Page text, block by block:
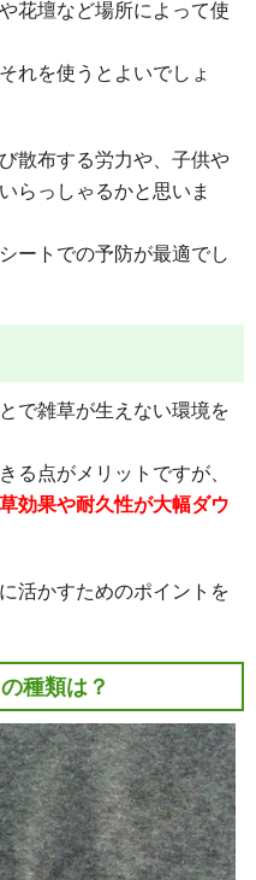
花壇など場所によって使
れを使うとよいでしょ
散布する労力や、子供や
らっしゃるかと思いま
ートでの予防が最適でし
で雑草が生えない環境を
る点がメリットですが、
効果や耐久性が大幅ダウ
活かすためのポイントを
種類は？